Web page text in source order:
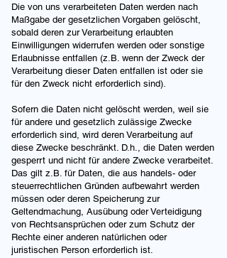
Die von uns verarbeiteten Daten werden nach
Maßgabe der gesetzlichen Vorgaben gelöscht,
sobald deren zur Verarbeitung erlaubten
Einwilligungen widerrufen werden oder sonstige
Erlaubnisse entfallen (z.B. wenn der Zweck der
Verarbeitung dieser Daten entfallen ist oder sie
für den Zweck nicht erforderlich sind).
Sofern die Daten nicht gelöscht werden, weil sie
für andere und gesetzlich zulässige Zwecke
erforderlich sind, wird deren Verarbeitung auf
diese Zwecke beschränkt. D.h., die Daten werden
gesperrt und nicht für andere Zwecke verarbeitet.
Das gilt z.B. für Daten, die aus handels- oder
steuerrechtlichen Gründen aufbewahrt werden
müssen oder deren Speicherung zur
Geltendmachung, Ausübung oder Verteidigung
von Rechtsansprüchen oder zum Schutz der
Rechte einer anderen natürlichen oder
juristischen Person erforderlich ist.